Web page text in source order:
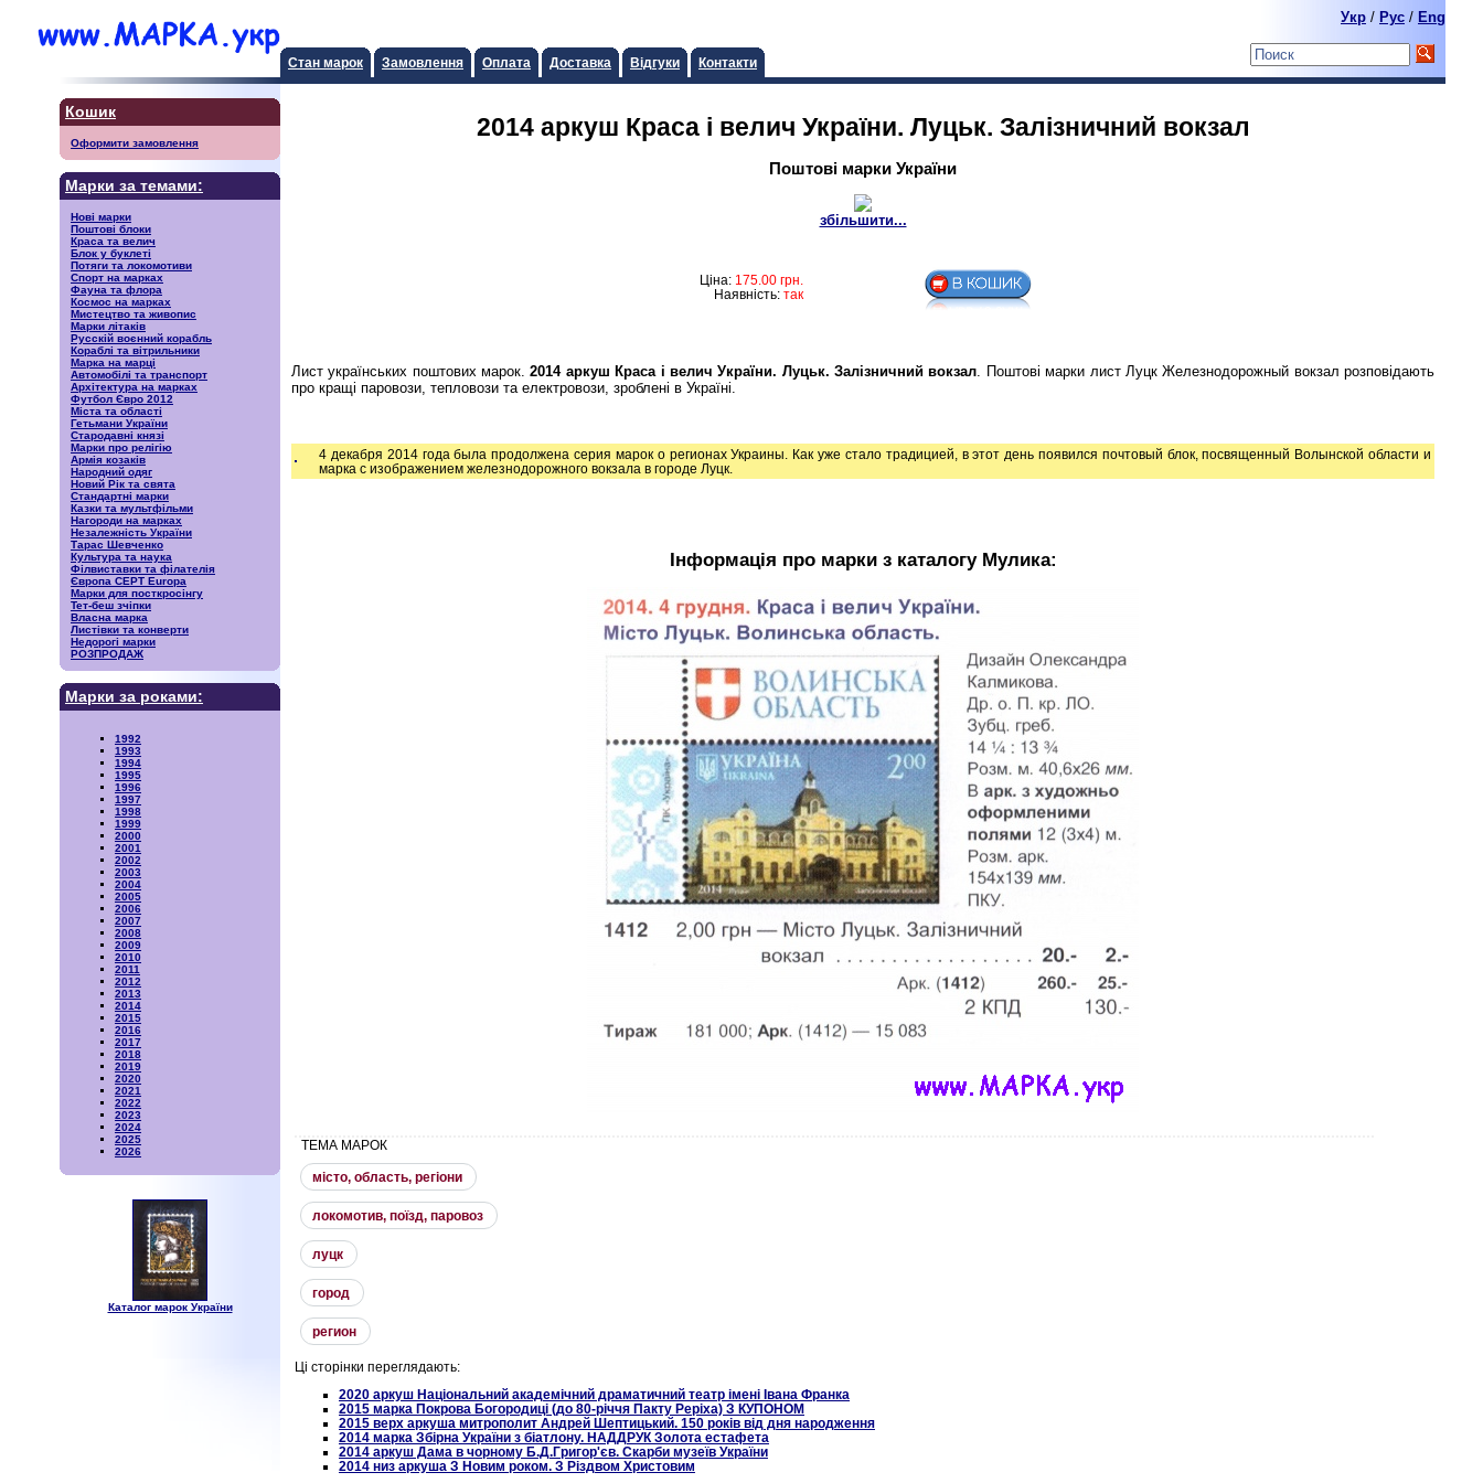
Стан марок Замовлення Оплата Доставка Відгуки Контакти
Укр / Pyc / Eng
Кошик
Оформити замовлення
Марки за темами:
Нові марки
Поштові блоки
Краса та велич
Блок у буклеті
Потяги та локомотиви
Спорт на марках
Фауна та флора
Космос на марках
Мистецтво та живопис
Марки літаків
Русскiй воєнний корабль
Кораблі та вітрильники
Марка на марці
Автомобілі та транспорт
Архітектура на марках
Футбол Євро 2012
Міста та області
Гетьмани України
Стародавні князі
Марки про релігію
Армія козаків
Народний одяг
Новий Рік та свята
Стандартні марки
Казки та мультфільми
Нагороди на марках
Незалежність України
Тарас Шевченко
Культура та наука
Філвиставки та філателія
Європа CEPT Europa
Марки для посткросінгу
Тет-беш зчіпки
Власна марка
Листівки та конверти
Недорогі марки
РОЗПРОДАЖ
Марки за роками:
1992
1993
1994
1995
1996
1997
1998
1999
2000
2001
2002
2003
2004
2005
2006
2007
2008
2009
2010
2011
2012
2013
2014
2015
2016
2017
2018
2019
2020
2021
2022
2023
2024
2025
2026
Каталог марок України
2014 аркуш Краса i велич України. Луцьк. Залiзничний вокзал
Поштові марки України
збільшити...
Ціна: 175.00 грн.
Наявність: так
Лист українських поштових марок.2014 аркуш Краса i велич України. Луцьк. Залiзничний вокзал. Поштові марки лист Луцк Железнодорожный вокзал розповідають
про кращі паровози, тепловози та електровози, зроблені в Україні.
4 декабря 2014 года была продолжена серия марок о регионах Украины. Как уже стало традицией, в этот день появился почтовый блок, посвященный Волынской области и
марка с изображением железнодорожного вокзала в городе Луцк.
Інформація про марки з каталогу Мулика:
ТЕМА МАРОК
мiсто, область, регiони
локомотив, поїзд, паровоз
луцк
город
регион
Ці сторінки переглядають:
2020 аркуш Національний академічний драматичний театр імені Івана Франка
2015 марка Покрова Богородиці (до 80-річчя Пакту Реріха) З КУПОНОМ
2015 верх аркуша митрополит Андрей Шептицький. 150 років від дня народження
2014 марка Збірна України з біатлону. НАДДРУК Золота естафета
2014 аркуш Дама в чорному Б.Д.Григор'єв. Скарби музеїв України
2014 низ аркуша З Новим роком. З Різдвом Христовим